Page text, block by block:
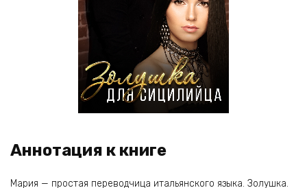
Аннотация к книге
Мария — простая переводчица итальянского языка. Золушка.